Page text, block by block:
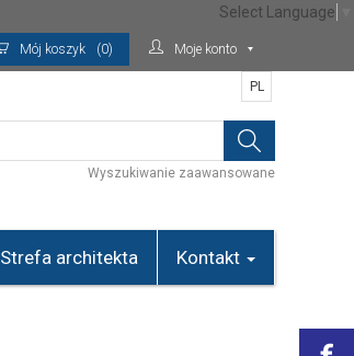
Mój koszyk (0) Moje konto
Wyszukiwanie zaawansowane
PL
Strefa architekta Kontakt
Select Language